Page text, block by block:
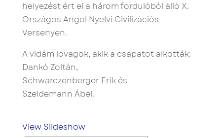
helyezést ért el a három fordulóból álló X.
Országos Angol Nyelvi Civilizációs
Versenyen.
A vidám lovagok, akik a csapatot alkották:
Dankó Zoltán,
Schwarczenberger Erik és
Szeidemann Ábel.
View Slideshow